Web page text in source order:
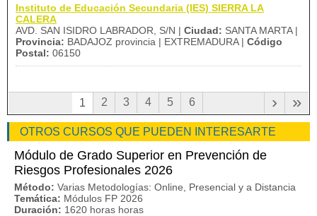
Instituto de Educación Secundaria (IES) SIERRA LA
CALERA
AVD. SAN ISIDRO LABRADOR, S/N | Ciudad: SANTA MARTA |
Provincia: BADAJOZ provincia | EXTREMADURA | Código
Postal: 06150
1 2 3 4 5 6 »
›
OTROS CURSOS QUE PUEDEN INTERESARTE
Módulo de Grado Superior en Prevención de
Riesgos Profesionales 2026
Método: Varias Metodologías: Online, Presencial y a Distancia
Temática: Módulos FP 2026
Duración: 1620 horas horas